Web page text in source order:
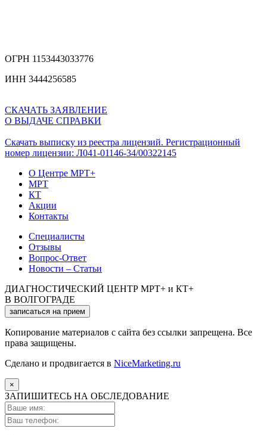
ОГРН 1153443033776
ИНН 3444256585
СКАЧАТЬ ЗАЯВЛЕНИЕ
О ВЫДАЧЕ СПРАВКИ
Скачать выписку из реестра лицензий. Регистрационный
номер лицензии: Л041-01146-34/00322145
О Центре МРТ+
МРТ
КТ
Акции
Контакты
Специалисты
Отзывы
Вопрос-Ответ
Новости – Статьи
ДИАГНОСТИЧЕСКИЙ ЦЕНТР МРТ+ и КТ+
В ВОЛГОГРАДЕ
записаться на прием
Копирование материалов с сайта без ссылки запрещена. Все
права защищены.
Сделано и продвигается в NiceMarketing.ru
×
ЗАПИШИТЕСЬ НА ОБСЛЕДОВАНИЕ